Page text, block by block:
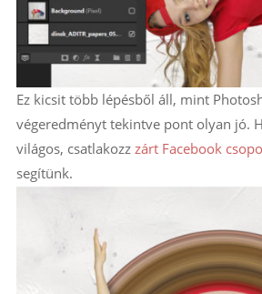
Ez kicsit több lépésből áll, mint
végeredményt tekintve pont olyan jó.
világos, csatlakozz zárt Facebook
segítünk.